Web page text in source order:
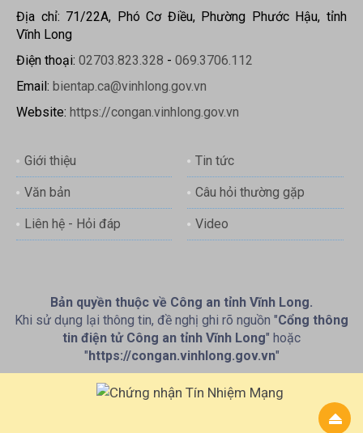
Địa chỉ: 71/22A, Phó Cơ Điều, Phường Phước Hậu, tỉnh
Vĩnh Long
Điện thoại: 02703.823.328 - 069.3706.112
Email: bientap.ca@vinhlong.gov.vn
Website: https://congan.vinhlong.gov.vn
Giới thiệu Tin tức
Văn bản Câu hỏi thường gặp
Liên hệ - Hỏi đáp Video
Bản quyền thuộc về Công an tỉnh Vĩnh Long.
Khi sử dụng lại thông tin, đề nghị ghi rõ nguồn "Cổng thông
tin điện tử Công an tỉnh Vĩnh Long" hoặc
"https://congan.vinhlong.gov.vn"